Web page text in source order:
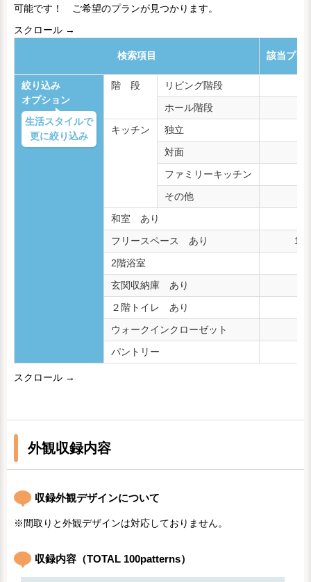
可能です！ ご希望のプランが見つかります。
スクロール →
検索項目 該当プラ
絞り込み
オプション
生活スタイルで
更に絞り込み
階 段 リビング階段
ホール階段
キッチン
独立
対面
ファミリーキッチン
その他
和室 あり
フリースペース あり
2階浴室
玄関収納庫 あり
２階トイレ あり
ウォークインクローゼット
パントリー
スクロール →
外観収録内容
収録外観デザインについて
間取りと外観デザインは対応しておりません。
収録内容（TOTAL 100patterns）